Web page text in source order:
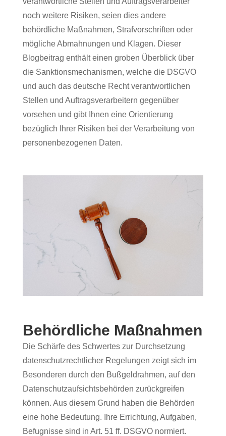
noch weitere Risiken, seien dies andere
behördliche Maßnahmen, Strafvorschriften oder
mögliche Abmahnungen und Klagen. Dieser
Blogbeitrag enthält einen groben Überblick über
die Sanktionsmechanismen, welche die DSGVO
und auch das deutsche Recht verantwortlichen
Stellen und Auftragsverarbeitern gegenüber
vorsehen und gibt Ihnen eine Orientierung
bezüglich Ihrer Risiken bei der Verarbeitung von
personenbezogenen Daten.
Behördliche Maßnahmen
Die Schärfe des Schwertes zur Durchsetzung
datenschutzrechtlicher Regelungen zeigt sich im
Besonderen durch den Bußgeldrahmen, auf den
Datenschutzaufsichtsbehörden zurückgreifen
können. Aus diesem Grund haben die Behörden
eine hohe Bedeutung. Ihre Errichtung, Aufgaben,
Befugnisse sind in Art. 51 ff. DSGVO normiert.